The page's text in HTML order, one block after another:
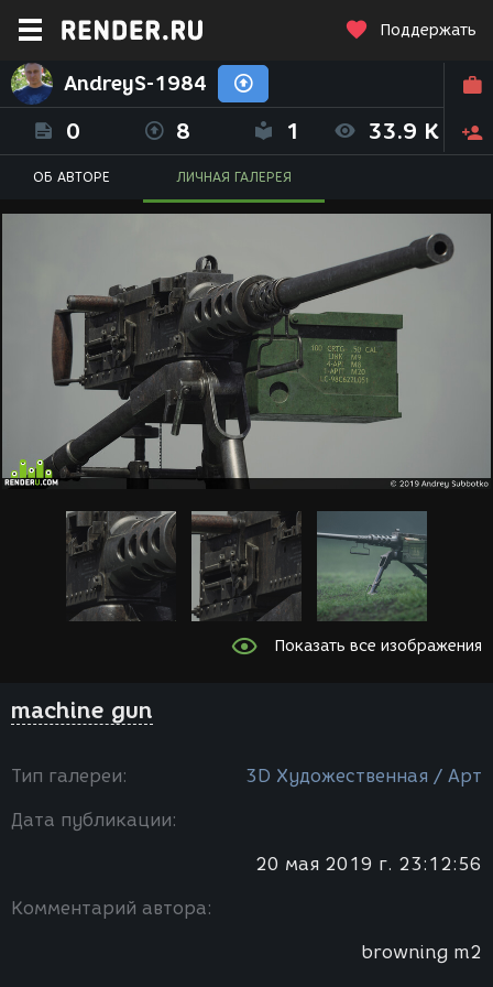
Поддержать
AndreyS-1984
0 8 1 33.9 K
ОБ АВТОРЕ ЛИЧНАЯ ГАЛЕРЕЯ
Показать все изображения
machine gun
Тип галереи: 3D Художественная / Арт
Дата публикации:
20 мая 2019 г. 23:12:56
Комментарий автора:
browning m2